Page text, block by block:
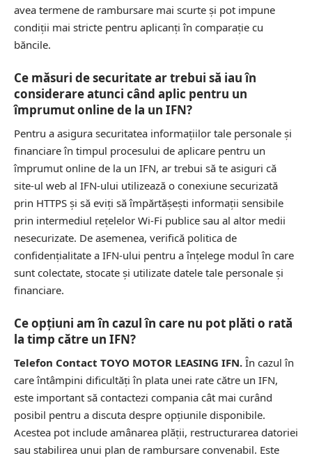
avea termene de rambursare mai scurte și pot impune
condiții mai stricte pentru aplicanți în comparație cu
băncile.
Ce măsuri de securitate ar trebui să iau în
considerare atunci când aplic pentru un
împrumut online de la un IFN?
Pentru a asigura securitatea informațiilor tale personale și
financiare în timpul procesului de aplicare pentru un
împrumut online de la un IFN, ar trebui să te asiguri că
site-ul web al IFN-ului utilizează o conexiune securizată
prin HTTPS și să eviți să împărtășești informații sensibile
prin intermediul rețelelor Wi-Fi publice sau al altor medii
nesecurizate. De asemenea, verifică politica de
confidențialitate a IFN-ului pentru a înțelege modul în care
sunt colectate, stocate și utilizate datele tale personale și
financiare.
Ce opțiuni am în cazul în care nu pot plăti o rată
la timp către un IFN?
Telefon Contact TOYO MOTOR LEASING IFN. În cazul în
care întâmpini dificultăți în plata unei rate către un IFN,
este important să contactezi compania cât mai curând
posibil pentru a discuta despre opțiunile disponibile.
Acestea pot include amânarea plății, restructurarea datoriei
sau stabilirea unui plan de rambursare convenabil. Este